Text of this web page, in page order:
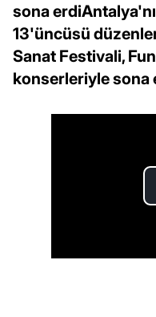
sona
13'üncüsü
Sanat Festivali,
konserleriyle sona